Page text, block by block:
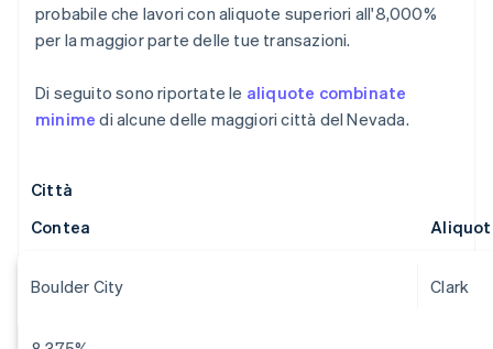
probabile che lavori con aliquote superiori all'8,000%
per la maggior parte delle tue transazioni.
Di seguito sono riportate le aliquote combinate
minime di alcune delle maggiori città del Nevada.
Città
Contea
Boulder City Clark